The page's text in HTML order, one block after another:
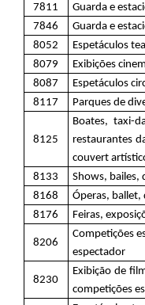
7811
Guarda e
7846
Guarda e
8052
Espetáculos
8079
Exibições
8087
Espetáculos
8117
Parques de
8125
Boates, taxi-
restaurantes
couvert
8133
Shows, bailes,
8168
Óperas, ballet,
8176
Feiras,
8206
Competições
espectador
8230
Exibição de
competições